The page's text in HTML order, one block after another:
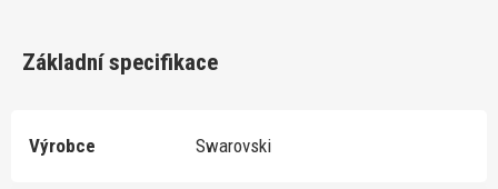
Základní specifikace
Výrobce Swarovski